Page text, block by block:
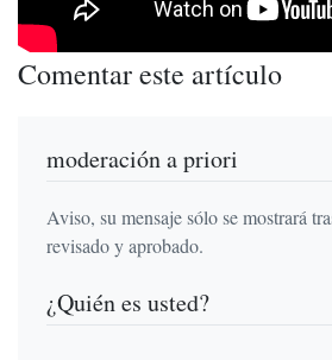
Comentar este artículo
moderación a priori
Aviso, su mensaje sólo se mostrará
revisado y aprobado.
¿Quién es usted?